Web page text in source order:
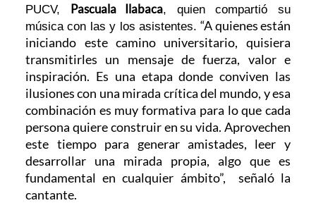
PUCV, Pascuala Ilabaca, quien compartió su
música con las y los asistentes.“A quienes están
iniciando este camino universitario, quisiera
transmitirles un mensaje de fuerza, valor e
inspiración. Es una etapa donde conviven las
ilusiones con una mirada crítica del mundo, y esa
combinación es muy formativa para lo que cada
persona quiere construir en su vida. Aprovechen
este tiempo para generar amistades, leer y
desarrollar una mirada propia, algo que es
fundamental en cualquier ámbito”, señaló la
cantante.